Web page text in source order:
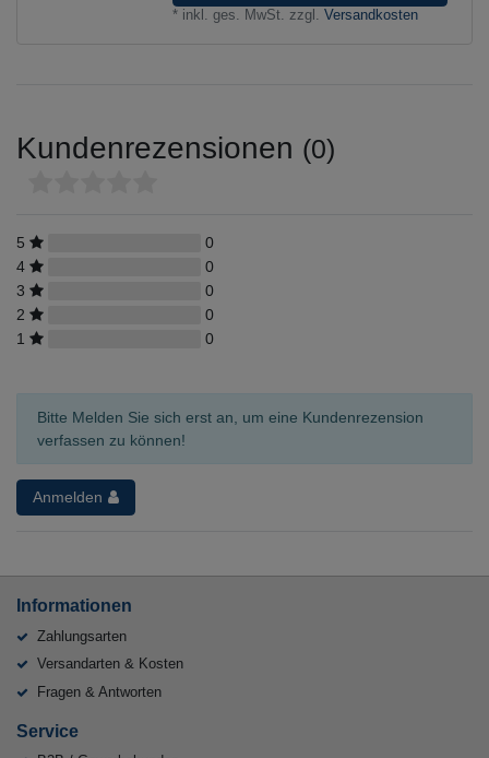
* inkl. ges. MwSt. zzgl.Versandkosten
Kundenrezensionen (0)
5
0
4
0
3
0
2
0
1
0
Bitte Melden Sie sich erst an, um eine Kundenrezension
verfassen zu können!
Anmelden
Informationen
Zahlungsarten
Versandarten & Kosten
Fragen & Antworten
Service